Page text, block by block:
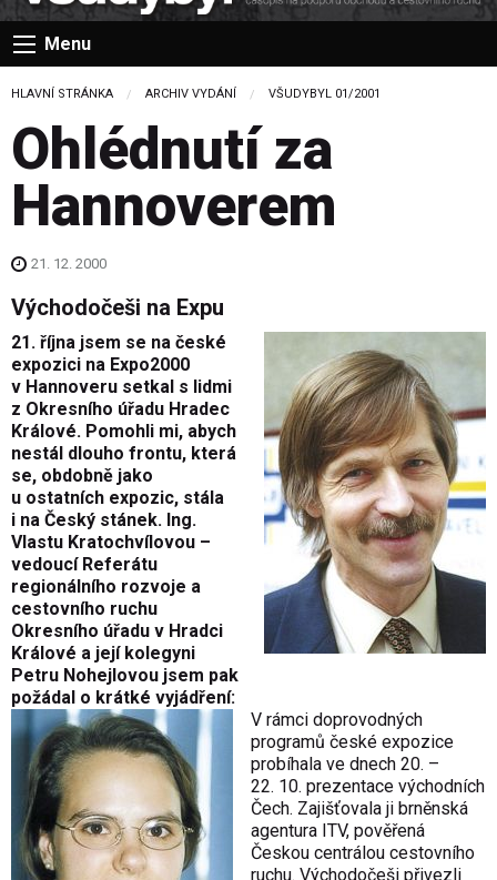
Menu
HLAVNÍ STRÁNKA ARCHIV VYDÁNÍ VŠUDYBYL 01/2001
Ohlédnutí za
Hannoverem
21. 12. 2000
Východočeši na Expu
21. října jsem se na české
expozici na Expo2000
v Hannoveru setkal s lidmi
z Okresního úřadu Hradec
Králové. Pomohli mi, abych
nestál dlouho frontu, která
se, obdobně jako
u ostatních expozic, stála
i na Český stánek. Ing.
Vlastu Kratochvílovou –
vedoucí Referátu
regionálního rozvoje a
cestovního ruchu
Okresního úřadu v Hradci
Králové a její kolegyni
Petru Nohejlovou jsem pak
požádal o krátké vyjádření:
V rámci doprovodných
programů české expozice
probíhala ve dnech 20. –
22. 10. prezentace východních
Čech. Zajišťovala ji brněnská
agentura ITV, pověřená
Českou centrálou cestovního
ruchu. Východočeši přivezli